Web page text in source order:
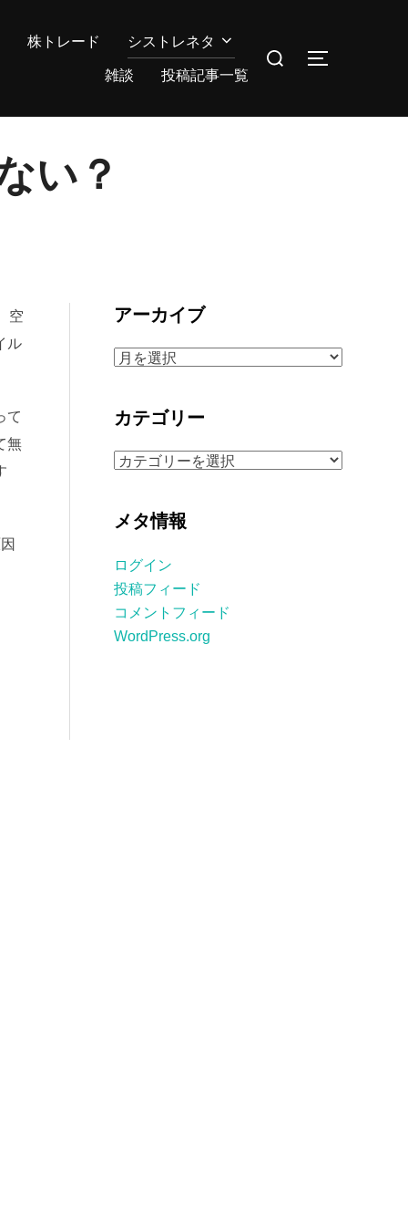
株トレード
シストレネタ
雑談
投稿記事一覧
検
サイドバー
い？
空
ル
て
無
アーカイブ
ア
イ
ブ
カテゴリー
カ
リ
メタ情報
ログイン
投稿フィード
コメントフィード
WordPress.org